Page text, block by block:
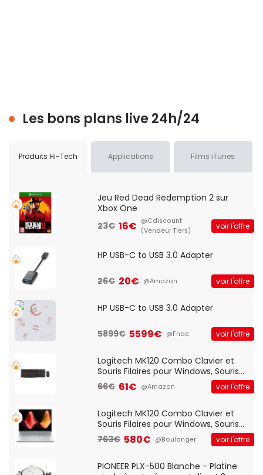
Les bons plans live 24h/24
Produits Hi-Tech Applications Films iTunes
Jeu Red Dead Redemption 2 sur
Xbox One
23€ 16€ @Cdiscount
(Vendeur Tiers)
voir l'offre
HP USB-C to USB 3.0 Adapter
26€ 20€ @Amazon voir l'offre
HP USB-C to USB 3.0 Adapter
5899€ 5599€ @Fnac voir l'offre
Logitech MK120 Combo Clavier et
Souris Filaires pour Windows, Souris
Optique Filaire, Connexion USB Plug
And Play, Confortable, Taille
QWERTY UK - Noir
66€ 61€ @Amazon voir l'offre
Logitech MK120 Combo Clavier et
Souris Filaires pour Windows, Souris
Optique Filaire, Connexion USB Plug
And Play, Confortable, Taille
QWERTY UK - Noir
763€ 580€ @Boulanger voir l'offre
PIONEER PLX-500 Blanche - Platine